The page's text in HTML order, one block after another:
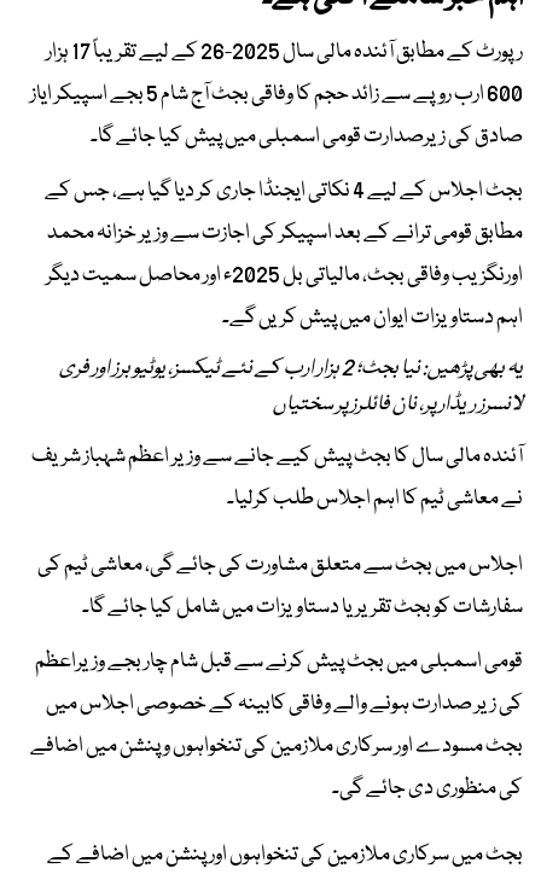
رپورٹ کے مطابق آئندہ مالی سال 2025-26 کے لیے تقریباً 17 ہزار
600 ارب روپے سے زائد حجم کا وفاقی بجٹ آج شام 5 بجے اسپیکر ایاز
صادق کی زیرصدارت قومی اسمبلی میں پیش کیا جائے گا۔
بجٹ اجلاس کے لیے 4 نکاتی ایجنڈا جاری کر دیا گیا ہے، جس کے
مطابق قومی ترانے کے بعد اسپیکر کی اجازت سے وزیر خزانہ محمد
اورنگزیب وفاقی بجٹ، مالیاتی بل 2025ء اور محاصل سمیت دیگر
اہم دستاویزات ایوان میں پیش کریں گے۔
یہ بھی پڑھیں: نیا بجٹ؛ 2 ہزار ارب کے نئے ٹیکسز، یوٹیوبرز اور فری
لانسرز ریڈار پر، نان فائلرز پر سختیاں
آئندہ مالی سال کا بجٹ پیش کیے جانے سے وزیر اعظم شہباز شریف
نے معاشی ٹیم کا اہم اجلاس طلب کرلیا۔
اجلاس میں بجٹ سے متعلق مشاورت کی جائے گی، معاشی ٹیم کی
سفارشات کو بجٹ تقریر یا دستاویزات میں شامل کیا جائے گا۔
قومی اسمبلی میں بجٹ پیش کرنے سے قبل شام چار بجے وزیراعظم
کی زیر صدارت ہونے والے وفاقی کابینہ کے خصوصی اجلاس میں
بجٹ مسودے اور سرکاری ملازمین کی تنخواہوں و پنشن میں اضافے
کی منظوری دی جائے گی۔
بجٹ میں سرکاری ملازمین کی تنخواہوں اور پنشن میں اضافے کے